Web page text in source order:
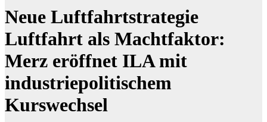
Neue Luftfahrtstrategie
Luftfahrt als Machtfaktor:
Merz eröffnet ILA mit
industriepolitischem
Kurswechsel